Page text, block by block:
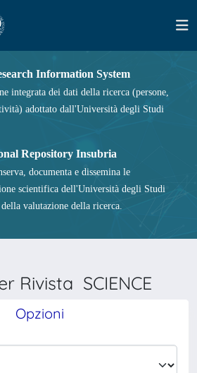
Information System
integrata dei dati della ricerca (persone,
adottato dall'Università degli Studi
Repository Insubria
documenta e dissemina le
scientifica dell'Università degli Studi
valutazione della ricerca.
Rivista SCIENCE
Opzioni